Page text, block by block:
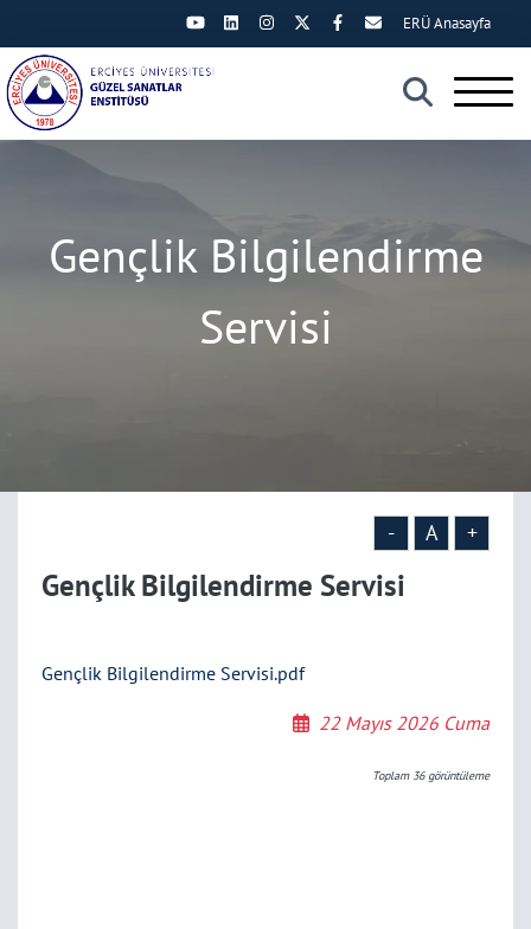
×
ERÜ Anasayfa
Gençlik Bilgilendirme
Servisi
- A +
Gençlik Bilgilendirme Servisi
Gençlik Bilgilendirme Servisi.pdf
22 Mayıs 2026 Cuma
Toplam 36görüntüleme